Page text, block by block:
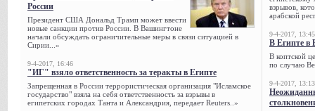
России
Президент США Дональд Трамп может ввести
новые санкции против России. В Вашингтоне
начали обсуждать ограничительные меры в связи ситуацией в
Сирии...»
9-4-2017, 16:46
"ИГ" взяло ответственность за теракты в Египте
Запрещенная в России террористическая организация "Исламское
государство" взяла на себя ответственность за взрывы в
египетских городах Танта и Александрия, передает Reuters..»
взрывов,
арабской
9-4-2017, 13:45
В Египте в
В коптской
по случаю
9-4-2017, 13:13